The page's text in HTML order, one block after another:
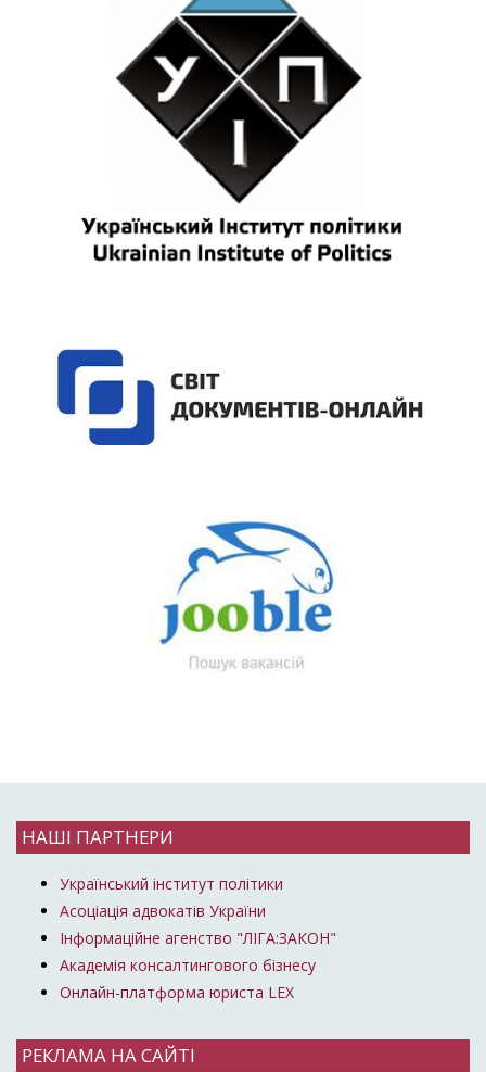
НАШІ ПАРТНЕРИ
Український інститут політики
Асоціація адвокатів України
Інформаційне агенство "ЛІГА:ЗАКОН"
Академія консалтингового бізнесу
Онлайн-платформа юриста LEX
РЕКЛАМА НА САЙТІ